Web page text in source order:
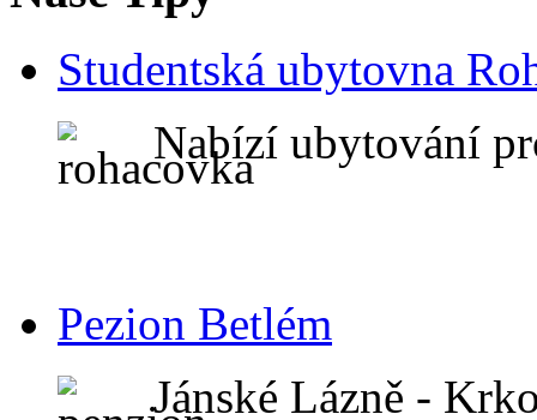
Studentská ubytovna
Nabízí ubytování
Pezion Betlém
Jánské Lázně -